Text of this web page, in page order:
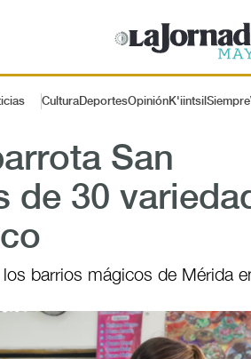
CulturaDeportesOpiniónK'iintsil
San
de 30
barrios mágicos de Mérida